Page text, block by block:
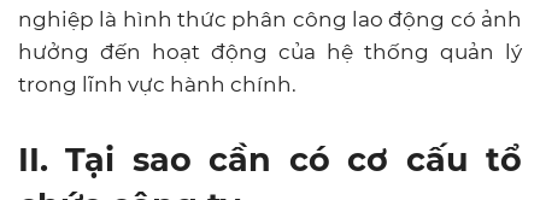
nghiệp là hình thức phân công lao động có ảnh
hưởng đến hoạt động của hệ thống quản lý
trong lĩnh vực hành chính.
II. Tại sao cần có cơ cấu tổ